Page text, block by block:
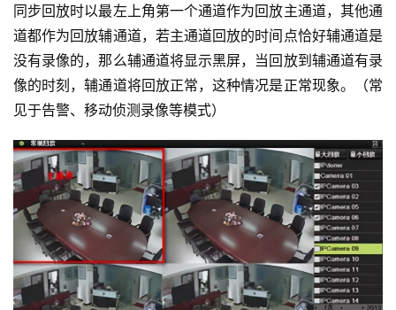
同步回放时以最左上角第一个通道作为回放主通道，其他通
道都作为回放辅通道，若主通道回放的时间点恰好辅通道是
没有录像的，那么辅通道将显示黑屏，当回放到辅通道有录
像的时刻，辅通道将回放正常，这种情况是正常现象。（常
见于告警、移动侦测录像等模式）